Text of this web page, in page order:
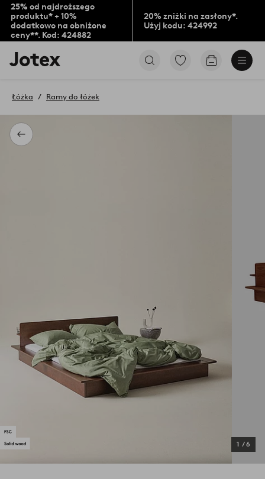
25% od najdroższego
produktu* + 10%
dodatkowo na obniżone
ceny**. Kod: 424882
20% zniżki na zasłony*.
Użyj kodu: 424992
Logo
Jotex
na
stronę
PrzejdźPrzejdź
Powrót
Łóżka Ramy do łóżek
1 /6